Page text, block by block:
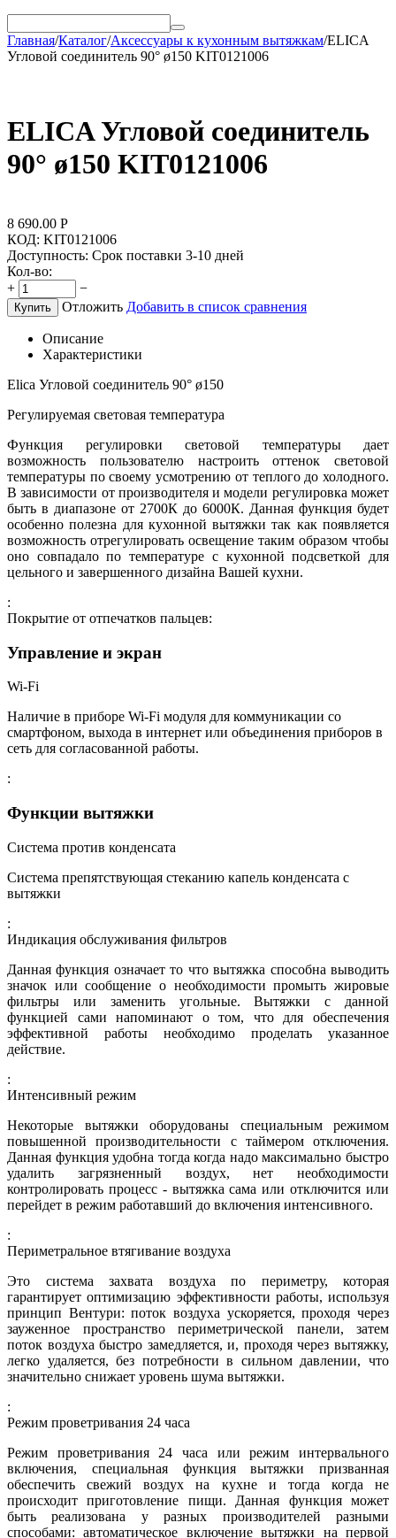
Главная/Каталог/Аксессуары к кухонным вытяжкам/ELICA
Угловой соединитель 90° ø150 KIT0121006
ELICA Угловой соединитель
90° ø150 KIT0121006
8 690.00 Р
КОД: KIT0121006
Доступность: Срок поставки 3-10 дней
Кол-во:
+
−
Купить Отложить Добавить в список сравнения
Описание
Характеристики
Elica Угловой соединитель 90° ø150
Регулируемая световая температура
Функция регулировки световой температуры дает
возможность пользователю настроить оттенок световой
температуры по своему усмотрению от теплого до холодного.
В зависимости от производителя и модели регулировка может
быть в диапазоне от 2700К до 6000К. Данная функция будет
особенно полезна для кухонной вытяжки так как появляется
возможность отрегулировать освещение таким образом чтобы
оно совпадало по температуре с кухонной подсветкой для
цельного и завершенного дизайна Вашей кухни.
:
Покрытие от отпечатков пальцев:
Управление и экран
Wi-Fi
Наличие в приборе Wi-Fi модуля для коммуникации со
смартфоном, выхода в интернет или объединения приборов в
сеть для согласованной работы.
:
Функции вытяжки
Система против конденсата
Система препятствующая стеканию капель конденсата с
вытяжки
:
Индикация обслуживания фильтров
Данная функция означает то что вытяжка способна выводить
значок или сообщение о необходимости промыть жировые
фильтры или заменить угольные. Вытяжки с данной
функцией сами напоминают о том, что для обеспечения
эффективной работы необходимо проделать указанное
действие.
:
Интенсивный режим
Некоторые вытяжки оборудованы специальным режимом
повышенной производительности с таймером отключения.
Данная функция удобна тогда когда надо максимально быстро
удалить загрязненный воздух, нет необходимости
контролировать процесс - вытяжка сама или отключится или
перейдет в режим работавший до включения интенсивного.
:
Периметральное втягивание воздуха
Это система захвата воздуха по периметру, которая
гарантирует оптимизацию эффективности работы, используя
принцип Вентури: поток воздуха ускоряется, проходя через
зауженное пространство периметрической панели, затем
поток воздуха быстро замедляется, и, проходя через вытяжку,
легко удаляется, без потребности в сильном давлении, что
значительно снижает уровень шума вытяжки.
:
Режим проветривания 24 часа
Режим проветривания 24 часа или режим интервального
включения, специальная функция вытяжки призванная
обеспечить свежий воздух на кухне и тогда когда не
происходит приготовление пищи. Данная функция может
быть реализована у разных производителей разными
способами: автоматическое включение вытяжки на первой